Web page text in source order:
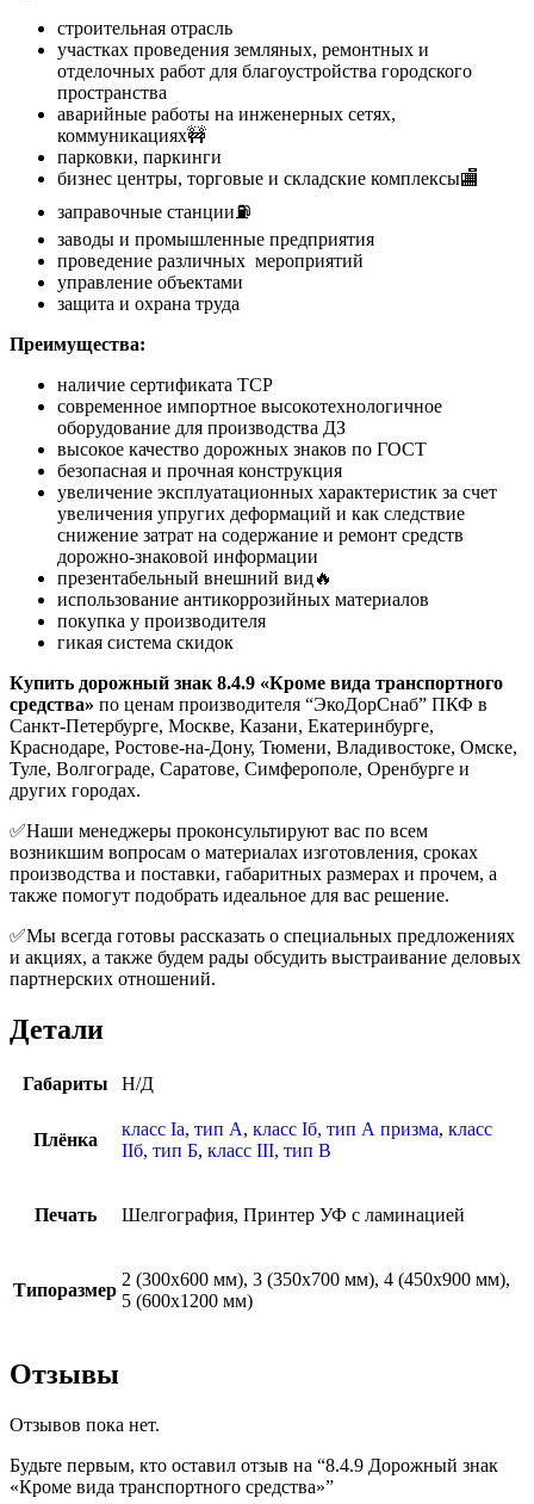
строительная отрасль
участках проведения земляных, ремонтных и
отделочных работ для благоустройства городского
пространства
аварийные работы на инженерных сетях,
коммуникациях🚧
парковки, паркинги
бизнес центры, торговые и складские комплексы🏬
заправочные станции⛽
заводы и промышленные предприятия
проведение различных мероприятий
управление объектами
защита и охрана труда
Преимущества:
наличие сертификата ТСР
современное импортное высокотехнологичное
оборудование для производства ДЗ
высокое качество дорожных знаков по ГОСТ
безопасная и прочная конструкция
увеличение эксплуатационных характеристик за счет
увеличения упругих деформаций и как следствие
снижение затрат на содержание и ремонт средств
дорожно-знаковой информации
презентабельный внешний вид🔥
использование антикоррозийных материалов
покупка у производителя
гикая система скидок
Купить дорожный знак 8.4.9 «Кроме вида транспортного
средства» по ценам производителя “ЭкоДорСнаб” ПКФ в
Санкт-Петербурге, Москве, Казани, Екатеринбурге,
Краснодаре, Ростове-на-Дону, Тюмени, Владивостоке, Омске,
Туле, Волгограде, Саратове, Симферополе, Оренбурге и
других городах.
✅Наши менеджеры проконсультируют вас по всем
возникшим вопросам о материалах изготовления, сроках
производства и поставки, габаритных размерах и прочем, а
также помогут подобрать идеальное для вас решение.
✅Мы всегда готовы рассказать о специальных предложениях
и акциях, а также будем рады обсудить выстраивание деловых
партнерских отношений.
Детали
Габариты Н/Д
Плёнка
класс Iа, тип А, класс Iб, тип А призма, класс
IIб, тип Б, класс III, тип В
Печать Шелгография, Принтер УФ с ламинацией
Типоразмер
2 (300х600 мм), 3 (350х700 мм), 4 (450х900 мм),
5 (600х1200 мм)
Отзывы
Отзывов пока нет.
Будьте первым, кто оставил отзыв на “8.4.9 Дорожный знак
«Кроме вида транспортного средства»”